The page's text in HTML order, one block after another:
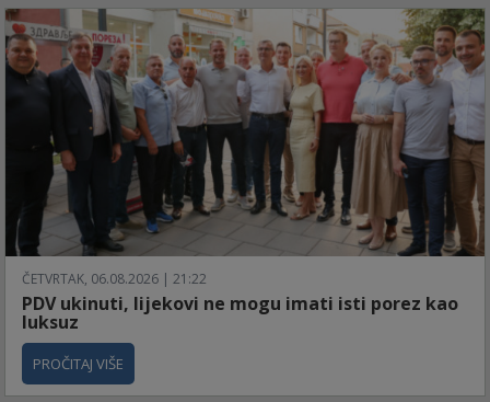
ČETVRTAK, 06.08.2026 | 21:22
PDV ukinuti, lijekovi ne mogu imati isti porez kao
luksuz
PROČITAJ VIŠE